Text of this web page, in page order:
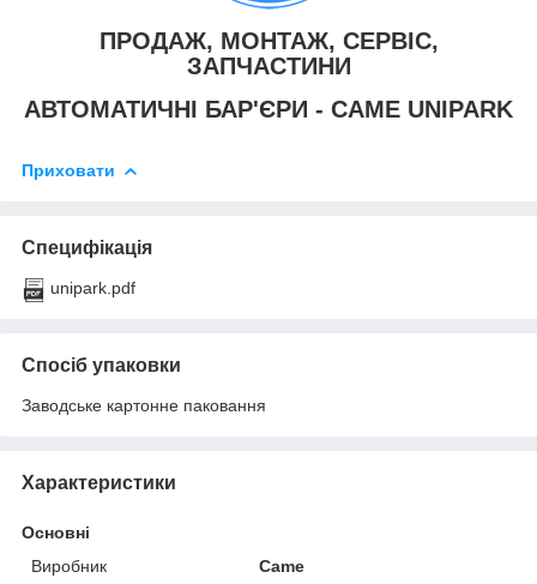
ПРОДАЖ, МОНТАЖ, СЕРВІС,
ЗАПЧАСТИНИ
АВТОМАТИЧНІ БАР'ЄРИ - CAME UNIPARK
Приховати
Специфікація
unipark.pdf
Спосіб упаковки
Заводське картонне паковання
Характеристики
Основні
Виробник
Came